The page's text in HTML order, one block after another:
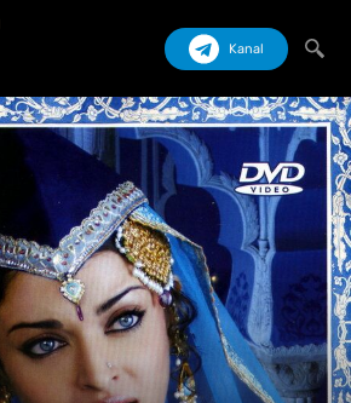
Kanal
Izlash